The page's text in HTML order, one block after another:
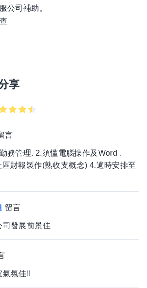
、修繕計畫、財務管理、代辦工程、
公司補助。
享
言
務管理. 2.須懂電腦操作及Word .
財報製作(熟收支概念) 4.適時安排至
留言
司發展前景佳
氣氛佳!!